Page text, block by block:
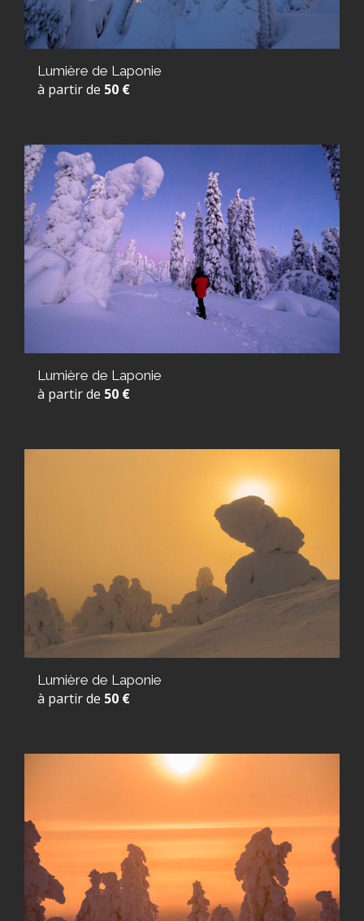
Lumière de Laponie
à partir de 50 €
Lumière de Laponie
à partir de 50 €
Lumière de Laponie
à partir de 50 €